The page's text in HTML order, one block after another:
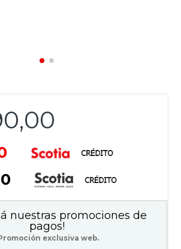
nuestras promociones de
pagos!
exclusiva web.